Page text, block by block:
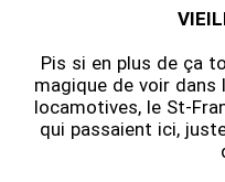
Pis si en plus de ça
magique de voir dans
locamotives, le St-
qui passaient ici,